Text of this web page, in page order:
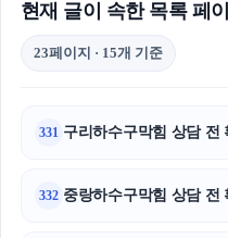
현재 글이 속한 목록 페
23페이지 · 15개 기준
331 구리하수구막힘 상담 전
332 중랑하수구막힘 상담 전